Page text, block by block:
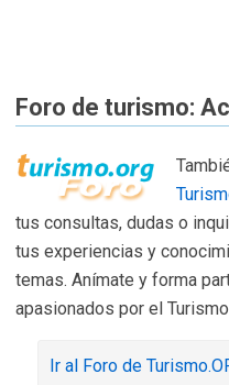
Foro de turismo:
tus consultas, dudas o
tus experiencias y
temas. Anímate y forma
apasionados por el
Ir al Foro de